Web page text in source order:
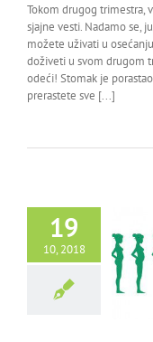
Tokom drugog trimestra,
sjajne vesti. Nadamo se,
možete uživati u
doživeti u svom drugom
odeći! Stomak je
prerastete sve [...]
19
10, 2018